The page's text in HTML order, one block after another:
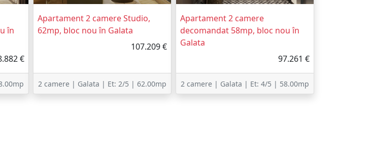
în
€
Apartament 2 camere Studio,
62mp, bloc nou în Galata
107.209 €
2 camere | Galata | Et: 2/5 | 62.00mp
Apartament 2 camere
decomandat 58mp, bloc nou în
Galata
97.261 €
2 camere | Galata | Et: 4/5 | 58.00mp